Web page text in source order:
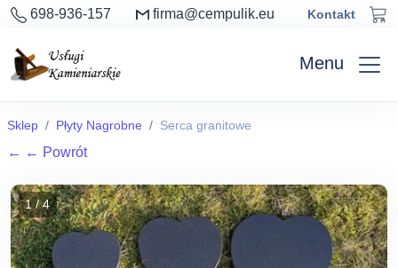
698-936-157 firma@cempulik.eu Kontakt
Menu
Sklep Płyty Nagrobne Serca granitowe
← ← Powrót
1 / 4